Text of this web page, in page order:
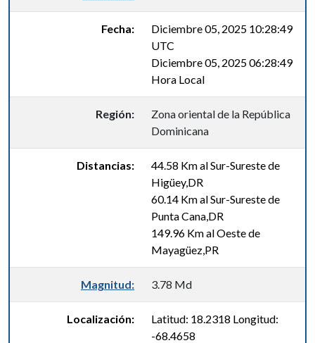
Fecha:
Diciembre 05, 2025 10:28:49
UTC
Diciembre 05, 2025 06:28:49
Hora Local
Región:
Zona oriental de la República
Dominicana
Distancias:
44.58 Km al Sur-Sureste de
Higüey,DR
60.14 Km al Sur-Sureste de
Punta Cana,DR
149.96 Km al Oeste de
Mayagüez,PR
Magnitud: 3.78 Md
Localización:
Latitud: 18.2318 Longitud:
-68.4658